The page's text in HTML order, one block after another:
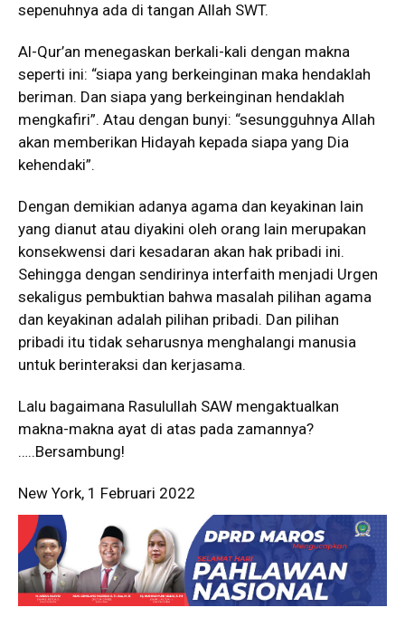
sepenuhnya ada di tangan Allah SWT.
Al-Qur’an menegaskan berkali-kali dengan makna
seperti ini: “siapa yang berkeinginan maka hendaklah
beriman. Dan siapa yang berkeinginan hendaklah
mengkafiri”. Atau dengan bunyi: “sesungguhnya Allah
akan memberikan Hidayah kepada siapa yang Dia
kehendaki”.
Dengan demikian adanya agama dan keyakinan lain
yang dianut atau diyakini oleh orang lain merupakan
konsekwensi dari kesadaran akan hak pribadi ini.
Sehingga dengan sendirinya interfaith menjadi Urgen
sekaligus pembuktian bahwa masalah pilihan agama
dan keyakinan adalah pilihan pribadi. Dan pilihan
pribadi itu tidak seharusnya menghalangi manusia
untuk berinteraksi dan kerjasama.
Lalu bagaimana Rasulullah SAW mengaktualkan
makna-makna ayat di atas pada zamannya?
…..Bersambung!
New York, 1 Februari 2022